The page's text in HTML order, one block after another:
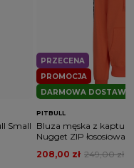
Small
PROMOCJA
PRZECENA
DARMOWA DOSTAWA
PITBULL
Bluza męska z
Nugget ZIP łososiowa
249,00 zł
208,00 zł